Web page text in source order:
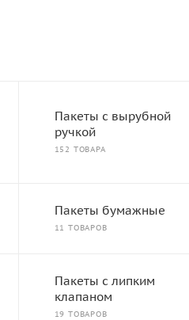
Пакеты с вырубной
ручкой
152 ТОВАРА
Пакеты бумажные
11 ТОВАРОВ
Пакеты с липким
клапаном
19 ТОВАРОВ